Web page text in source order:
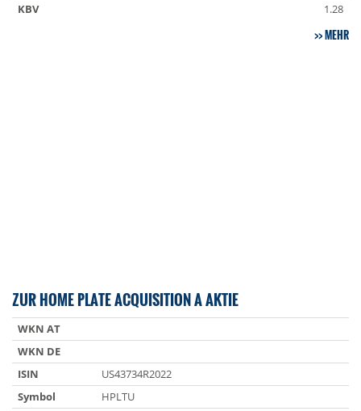
KBV
1.28
MEHR
ZUR HOME PLATE ACQUISITION A AKTIE
WKN AT
WKN DE
ISIN
US43734R2022
Symbol
HPLTU